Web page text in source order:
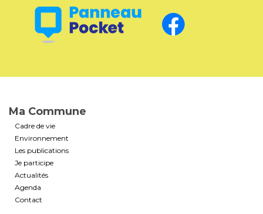
Ma Commune
Cadre de vie
Environnement
Les publications
Je participe
Actualités
Agenda
Contact